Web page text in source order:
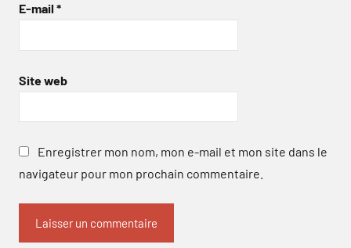
E-mail *
Site web
Enregistrer mon nom, mon e-mail et mon site dans le
navigateur pour mon prochain commentaire.